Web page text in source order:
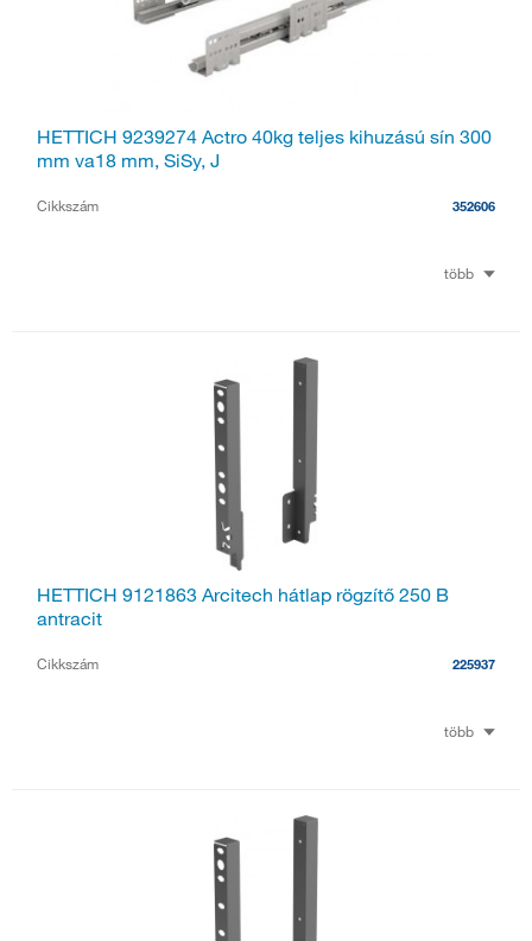
HETTICH 9239274 Actro 40kg teljes kihuzású sín 300
mm va18 mm, SiSy, J
Cikkszám 352606
több
HETTICH 9121863 Arcitech hátlap rögzítő 250 B
antracit
Cikkszám 225937
több